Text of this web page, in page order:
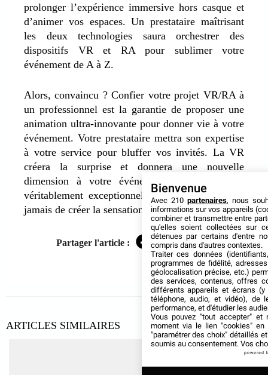
prolonger l’expérience immersive hors casque et
d’animer vos espaces. Un prestataire maîtrisant
les deux technologies saura orchestrer des
dispositifs VR et RA pour sublimer votre
événement de A à Z.
Alors, convaincu ? Confier votre projet VR/RA à
un professionnel est la garantie de proposer une
animation ultra-innovante pour donner vie à votre
événement. Votre prestataire mettra son expertise
à votre service pour bluffer vos invités. La VR
créera la surprise et donnera une nouvelle
dimension à votre événement pour le rendre
véritablement exceptionnel. C’est le moment ou
jamais de créer la sensation !
Partager l'article : Facebook
TwitterLinkedIn
ARTICLES SIMILAIRES
Bienvenue
Avec 210 partenaires, nous
informations sur vos appareils
combiner et transmettre entre
qu'elles soient collectées sur
détenues par certains d'entre
compris dans d'autres contextes.
Traiter ces données
programmes de fidélité,
géolocalisation précise, etc.)
des services, contenus, offres
différents appareils et écrans (y
téléphone, audio, et vidéo), de
performance, et d'étudier les
Vous pouvez "tout accepter" et
moment via le lien "cookies" en
"paramétrer des choix" détaillés
soumis au consentement. Vos
powered